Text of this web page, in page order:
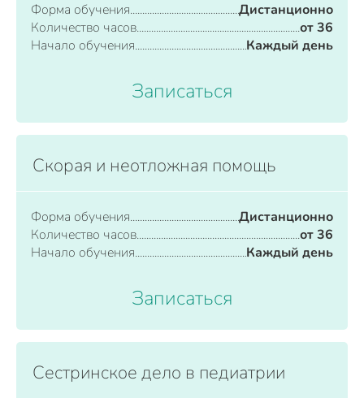
Форма обучения
Дистанционно
Количество часов
от 36
Начало обучения
Каждый день
Записаться
Скорая и неотложная помощь
Форма обучения
Дистанционно
Количество часов
от 36
Начало обучения
Каждый день
Записаться
Сестринское дело в педиатрии